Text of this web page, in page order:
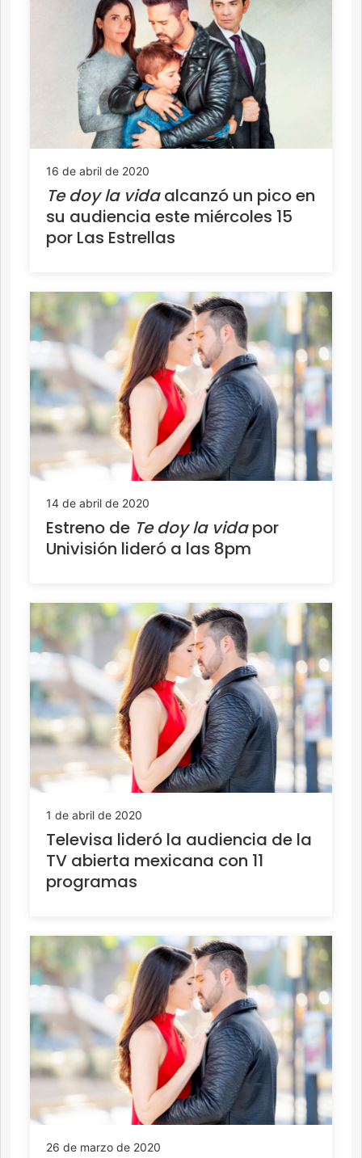
16 de abril de 2020
Te doy la vidaalcanzó un pico en
su audiencia este miércoles 15
por Las Estrellas
14 de abril de 2020
Estreno de Te doy la vidapor
Univisión lideró a las 8pm
1 de abril de 2020
Televisa lideró la audiencia de la
TV abierta mexicana con 11
programas
26 de marzo de 2020